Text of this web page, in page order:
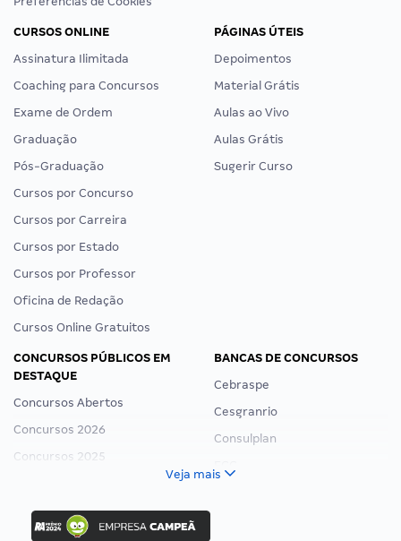
CURSOS ONLINE
Assinatura Ilimitada
Coaching para Concursos
Exame de Ordem
Graduação
Pós-Graduação
Cursos por Concurso
Cursos por Carreira
Cursos por Estado
Cursos por Professor
Oficina de Redação
Cursos Online Gratuitos
PÁGINAS ÚTEIS
Depoimentos
Material Grátis
Aulas ao Vivo
Aulas Grátis
Sugerir Curso
CONCURSOS PÚBLICOS EM
DESTAQUE
Concursos Abertos
Concursos 2026
Concursos 2025
Concurso Nacional Unificado
Concurso Ibama
Concurso MPU
BANCAS DE CONCURSOS
Cebraspe
Cesgranrio
Consulplan
Veja mais